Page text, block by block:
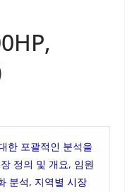
한 포괄적인 분석을
정의 및 개요, 임원
분석, 지역별 시장